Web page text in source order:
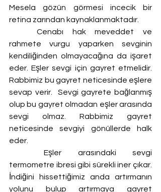
Mesela gözün görmesi incecik bir
retina zarından kaynaklanmaktadır.
rahmete vurgu yaparken sevginin
kendiliğinden olmayacağına da işaret
eder. Eşler sevgi için gayret etmelidir.
Rabbimiz bu gayret neticesinde eşlere
sevap verir.  Sevgi gayrete bağlanmış
olup bu gayret olmadan eşler arasında
sevgi olmaz. Rabbimiz gayret
neticesinde sevgiyi gönüllerde halk
eder.
	Eşler arasındaki sevgi
termometre ibresi gibi sürekli iner çıkar.
İndiğini hissettiğimiz anda artırmanın
yolunu bulup artırmaya gayret